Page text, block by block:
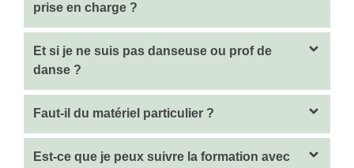
prise en charge ?
Et si je ne suis pas danseuse ou prof de
danse ?
Faut-il du matériel particulier ?
Est-ce que je peux suivre la formation avec